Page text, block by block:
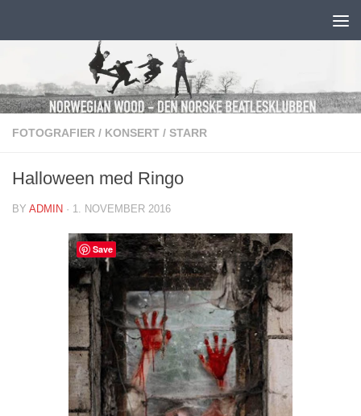
FOTOGRAFIER / KONSERT / STARR
Halloween med Ringo
BY ADMIN · 1. NOVEMBER 2016
Save